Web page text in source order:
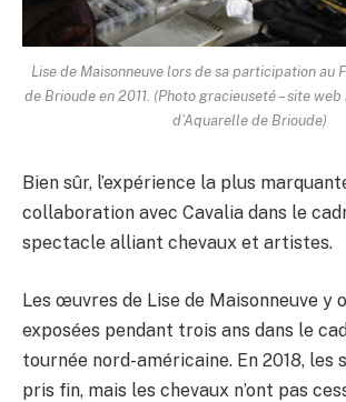
Lise de Maisonneuve lors de sa participation au
de Brioude en 2011. (Photo gracieuseté – site
d’Aquarelle de Brioude)
Bien sûr, l’expérience la plus
collaboration avec Cavalia dans le
spectacle alliant chevaux et artistes.
Les œuvres de Lise de Maisonneuve y
exposées pendant trois ans dans le
tournée nord-américaine. En 2018, les
pris fin, mais les chevaux n’ont pas